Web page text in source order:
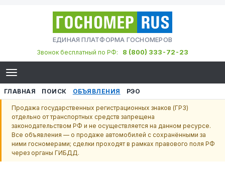
ЕДИНАЯ ПЛАТФОРМА ГОСНОМЕРОВ
Звонок бесплатный по РФ:
8 (800) 333-72-23
ГЛАВНАЯ ПОИСК ОБЪЯВЛЕНИЯ РЭО
Продажа государственных регистрационных знаков (ГРЗ)
отдельно от транспортных средств запрещена
законодательством РФ и не осуществляется на данном ресурсе.
Все объявления — о продаже автомобилей с сохранёнными за
ними госномерами; сделки проходят в рамках правового поля РФ
через органы ГИБДД.